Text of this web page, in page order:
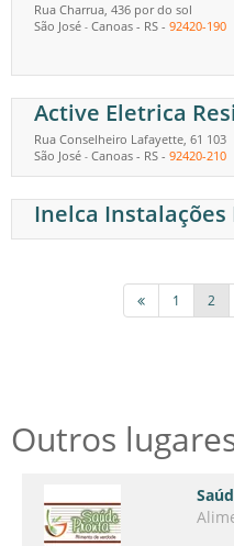
Rua Charrua, 436 por do sol
São José - Canoas - RS - 92420-190
Active Eletrica
Rua Conselheiro Lafayette, 61 103
São José - Canoas - RS - 92420-210
Inelca Instalações
1 2
Outros